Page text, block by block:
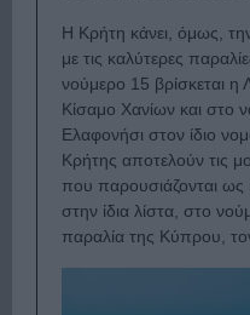
Η Κρήτη κάνει, όμως,
με τις καλύτερες
νούμερο 15 βρίσκεται
Κίσαμο Χανίων και στο
Ελαφονήσι στον ίδιο
Κρήτης αποτελούν τις
που παρουσιάζονται ως
στην ίδια λίστα, στο
παραλία της Κύπρου,